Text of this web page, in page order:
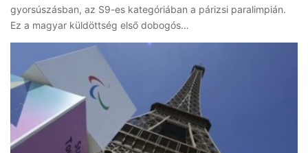
gyorsúszásban, az S9-es kategóriában a párizsi paralimpián.
Ez a magyar küldöttség első dobogós…